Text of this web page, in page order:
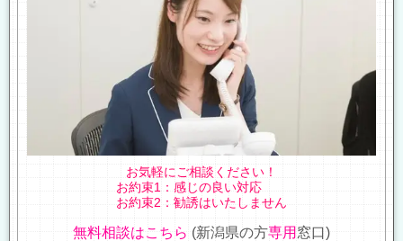
お気軽にご相談ください！
お約束1：感じの良い対応
お約束2：勧誘はいたしません
無料相談はこちら (新潟県の方専用 窓口)